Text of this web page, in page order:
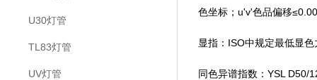
U30灯管
TL83灯管
UV灯管
色坐标；u'v'色品偏移
显指：ISO中规定最低显
同色异谱指数：YSL